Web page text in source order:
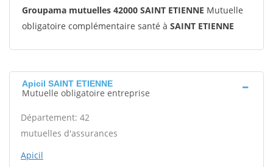
Groupama mutuelles 42000 SAINT ETIENNE Mutuelle
obligatoire complémentaire santé à SAINT ETIENNE
Apicil SAINT ETIENNE
Mutuelle obligatoire entreprise
Département: 42
mutuelles d'assurances
Apicil